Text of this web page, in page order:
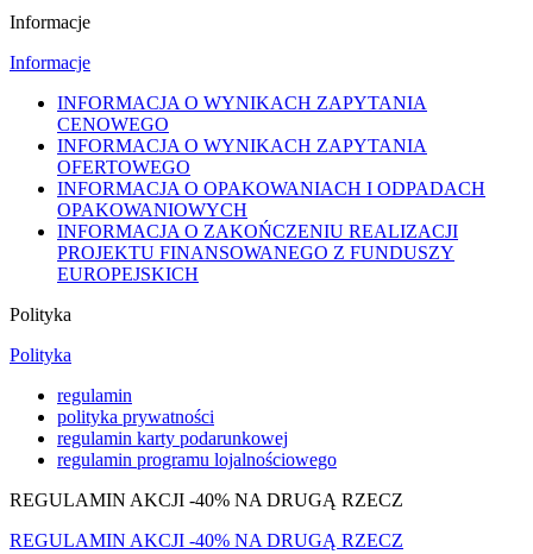
Informacje
Informacje
INFORMACJA O WYNIKACH ZAPYTANIA
CENOWEGO
INFORMACJA O WYNIKACH ZAPYTANIA
OFERTOWEGO
INFORMACJA O OPAKOWANIACH I ODPADACH
OPAKOWANIOWYCH
INFORMACJA O ZAKOŃCZENIU REALIZACJI
PROJEKTU FINANSOWANEGO Z FUNDUSZY
EUROPEJSKICH
Polityka
Polityka
regulamin
polityka prywatności
regulamin karty podarunkowej
regulamin programu lojalnościowego
REGULAMIN AKCJI -40% NA DRUGĄ RZECZ
REGULAMIN AKCJI -40% NA DRUGĄ RZECZ